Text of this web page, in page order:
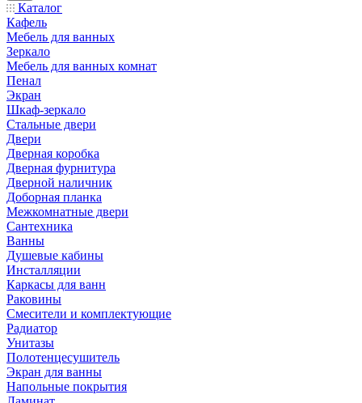
Каталог
Кафель
Мебель для ванных
Зеркало
Мебель для ванных комнат
Пенал
Экран
Шкаф-зеркало
Стальные двери
Двери
Дверная коробка
Дверная фурнитура
Дверной наличник
Доборная планка
Межкомнатные двери
Сантехника
Ванны
Душевые кабины
Инсталляции
Каркасы для ванн
Раковины
Смесители и комплектующие
Радиатор
Унитазы
Полотенцесушитель
Экран для ванны
Напольные покрытия